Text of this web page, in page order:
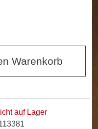
Warenkorb
auf Lager